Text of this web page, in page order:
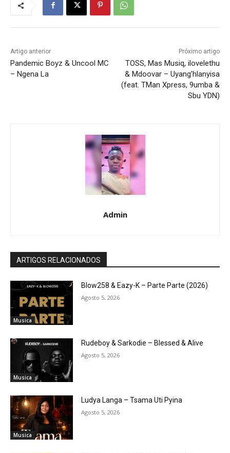
Artigo anterior
Pandemic Boyz & Uncool MC
– Ngena La
Próximo artigo
TOSS, Mas Musiq, ilovelethu
& Mdoovar – Uyang’hlanyisa
(feat. TMan Xpress, 9umba &
Sbu YDN)
Admin
ARTIGOS RELACIONADOS
Musica
Blow258 & Eazy-K – Parte Parte (2026)
Agosto 5, 2026
Musica
Rudeboy & Sarkodie – Blessed & Alive
Agosto 5, 2026
Musica
Ludya Langa – Tsama Uti Pyina
Agosto 5, 2026